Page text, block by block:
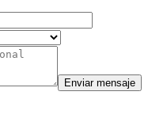
Enviar mensaje